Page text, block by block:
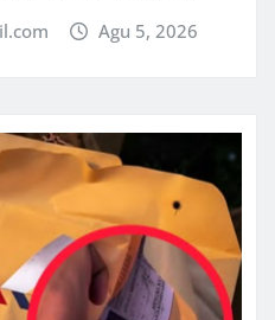
Agu 5, 2026